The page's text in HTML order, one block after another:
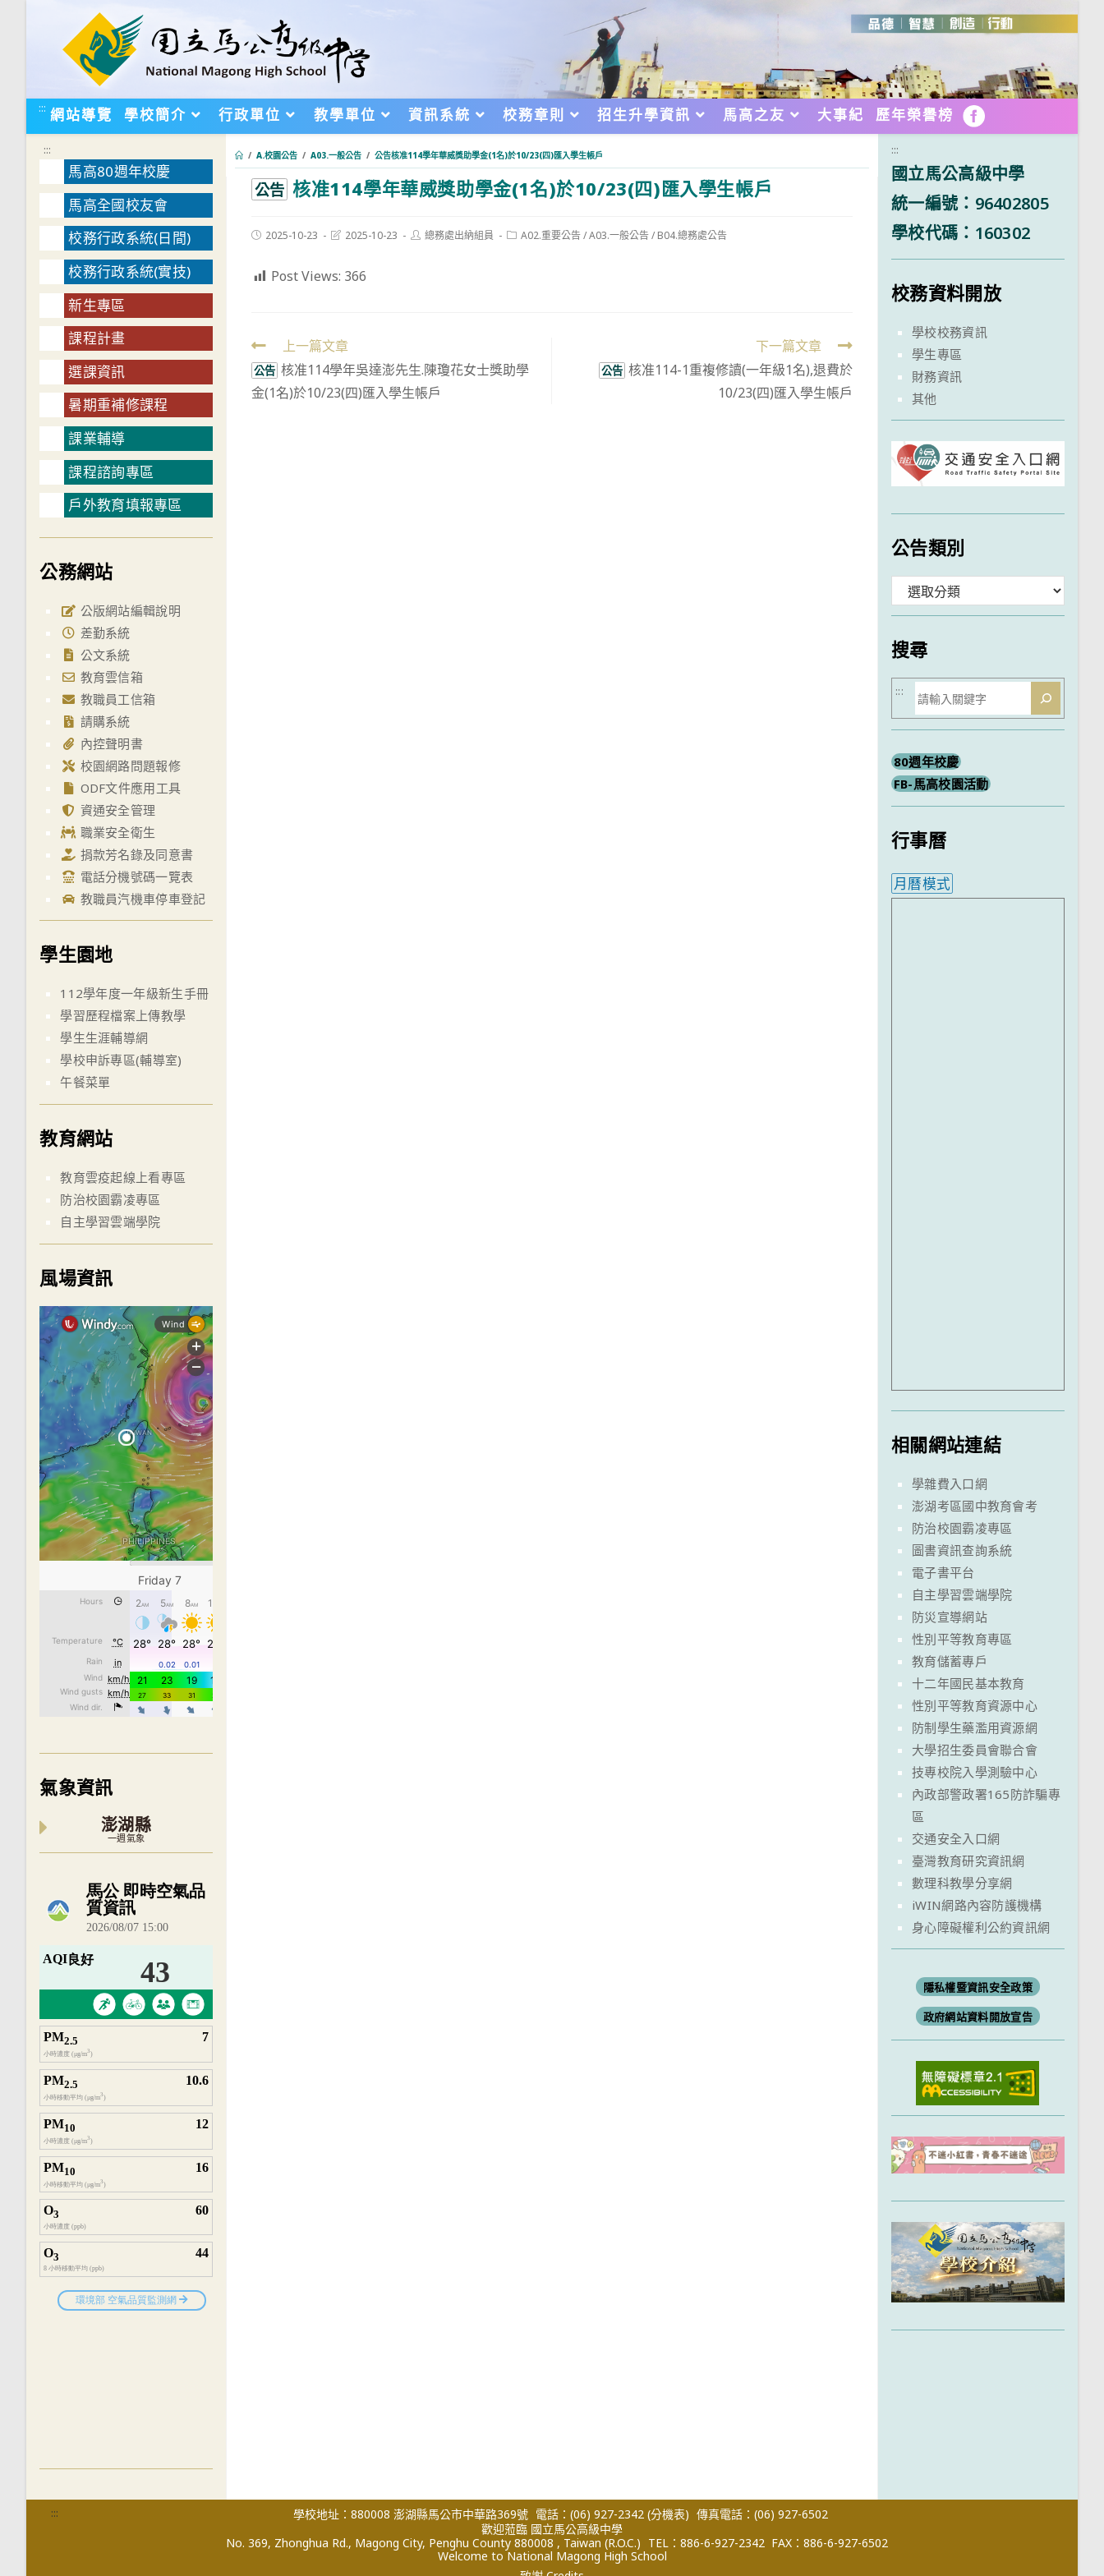
::: 網站導覽 學校簡介 行政單位 教學單位 資訊系統 校務章則 招生升學資訊 馬高之友 大事紀 歷年榮譽榜 FB
/ A.校園公告 / A03.一般公告 / 公告核准114學年華威獎助學金(1名)於10/23(四)匯入學生帳戶
公告 核准114學年華威獎助學金(1名)於10/23(四)匯入學生帳戶
Post2025-10-23
Post2025-10-23
Post總務處出納組員
PostA02.重要公告/A03.一般公告/ B04.總務處公告
Post Views: 366
Read
more
articles
上一篇文章
公告 核准114學年吳達澎先生.陳瓊花女士獎助學
金(1名)於10/23(四)匯入學生帳戶
下一篇文章
公告 核准114-1重複修讀(一年級1名),退費於
10/23(四)匯入學生帳戶
:::
馬高80週年校慶
馬高全國校友會
校務行政系統(日間)
校務行政系統(實技)
新生專區
課程計畫
選課資訊
暑期重補修課程
課業輔導
課程諮詢專區
戶外教育填報專區
公務網站
公版網站編輯說明
差勤系統
公文系統
教育雲信箱
教職員工信箱
請購系統
內控聲明書
校園網路問題報修
ODF文件應用工具
資通安全管理
職業安全衛生
捐款芳名錄及同意書
電話分機號碼一覽表
教職員汽機車停車登記
學生園地
112學年度一年級新生手冊
學習歷程檔案上傳教學
學生生涯輔導網
學校申訴專區(輔導室)
午餐菜單
教育網站
教育雲疫起線上看專區
防治校園霸凌專區
自主學習雲端學院
風場資訊
氣象資訊
澎湖縣
一週氣象
內嵌空氣品質小工具為視覺預覽，完整即時空氣品質資料請開啟
:::
國立馬公高級中學
統一編號：96402805
學校代碼：160302
校務資料開放
學校校務資訊
學生專區
財務資訊
其他
公告類別
類
搜尋
搜
尋
:::
80週年校慶
FB-馬高校園活動
行事曆
月曆模式
相關網站連結
學雜費入口網
澎湖考區國中教育會考
防治校園霸凌專區
圖書資訊查詢系統
電子書平台
自主學習雲端學院
防災宣導網站
性別平等教育專區
教育儲蓄專戶
十二年國民基本教育
性別平等教育資源中心
防制學生藥濫用資源網
大學招生委員會聯合會
技專校院入學測驗中心
內政部警政署165防詐騙專
區
交通安全入口網
臺灣教育研究資訊網
數理科教學分享網
iWIN網路內容防護機構
身心障礙權利公約資訊網
隱私權暨資訊安全政策
政府網站資料開放宣告
::: 學校地址：880008 澎湖縣馬公市中華路369號 電話：(06) 927-2342 (分機表) 傳真電話：(06) 927-6502
歡迎蒞臨 國立馬公高級中學
No. 369, Zhonghua Rd., Magong City, Penghu County 880008 , Taiwan (R.O.C.) TEL：886-6-927-2342 FAX：886-6-927-6502
Welcome to National Magong High School